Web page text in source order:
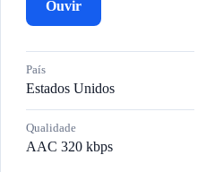
Ouvir
País
Estados Unidos
Qualidade
AAC 320 kbps